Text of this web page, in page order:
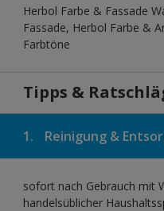
Herbol Farbe & Fassade
Fassade, Herbol Farbe &
Farbtöne
Tipps &
1. Reinigung &
sofort nach Gebrauch mit
handelsüblicher